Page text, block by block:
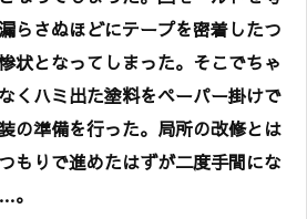
らさぬほどにテープを密着したつ
状となってしまった。そこでちゃ
くハミ出た塗料をペーパー掛けで
の準備を行った。局所の改修とは
もりで進めたはずが二度手間にな
。